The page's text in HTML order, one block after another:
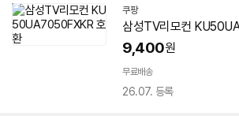
쿠팡
삼성TV리모컨
9,400원
무료배송
26.07. 등록